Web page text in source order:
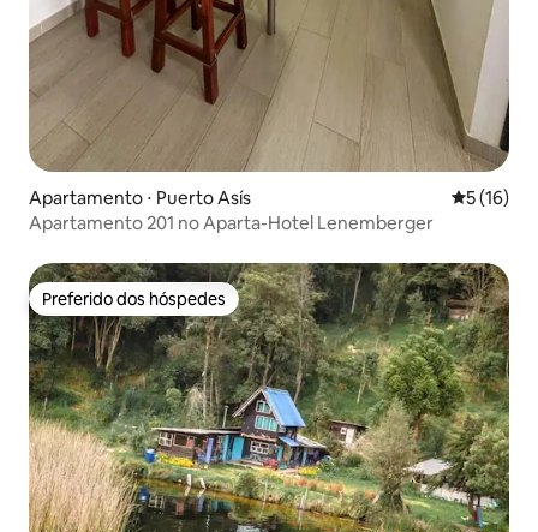
Apartamento ⋅ Puerto Asís 5 de uma
5 (16)
Apartamento 201 no Aparta-Hotel Lenemberger
Preferido dos hóspedes
Preferido dos hóspedes